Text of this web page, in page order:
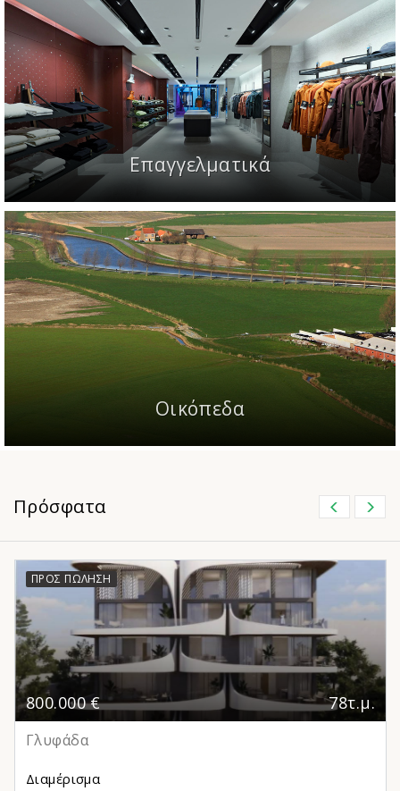
Επαγγελματικά
Οικόπεδα
Πρόσφατα
ΠΡΟΣ ΠΏΛΗΣΗ
800.000 € 78τ.μ.
Γλυφάδα
Διαμέρισμα